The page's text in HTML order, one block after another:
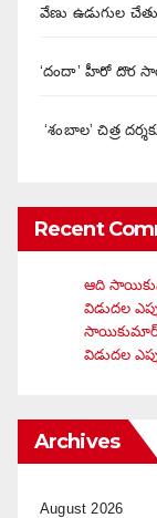
వేణు ఉడుగుల
‘దందా’ హీరో దొర
‘శంబాల’ చిత్ర
Recent
ఆది
విడుదల
సాయికుమార్
విడుదల
Archives
August 2026